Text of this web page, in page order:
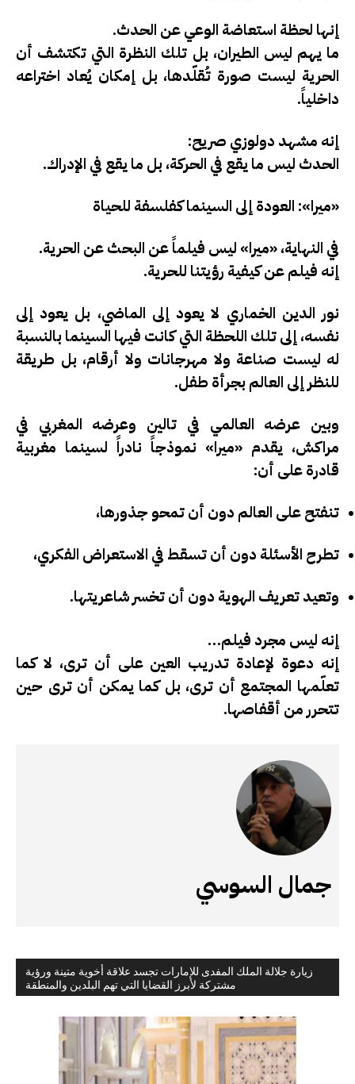
زيارة جلالة الملك المفدى للإمارات تجسد علاقة أخوية متينة ورؤية
مشتركة لأبرز القضايا التي تهم البلدين والمنطقة
إنها لحظة استعاضة الوعي عن الحدث.
ما يهم ليس الطيران، بل تلك النظرة التي تكتشف أن
الحرية ليست صورة تُقلّدها، بل إمكان يُعاد اختراعه
داخلياً.
إنه مشهد دولوزي صريح:
الحدث ليس ما يقع في الحركة، بل ما يقع في الإدراك.
«ميرا»: العودة إلى السينما كفلسفة للحياة
في النهاية، «ميرا» ليس فيلماً عن البحث عن الحرية.
إنه فيلم عنكيفية رؤيتنا للحرية.
نور الدين الخماري لا يعود إلى الماضي، بل يعود إلى
نفسه، إلى تلك اللحظة التي كانت فيها السينما بالنسبة
له ليست صناعة ولا مهرجانات ولا أرقام، بل طريقة
للنظر إلى العالم بجرأة طفل.
وبين عرضه العالمي في تالين وعرضه المغربي في
مراكش، يقدم «ميرا» نموذجاً نادراً لسينما مغربية
قادرة على أن:
تنفتح على العالم دون أن تمحو جذورها،
تطرح الأسئلة دون أن تسقط في الاستعراض الفكري،
وتعيد تعريف الهوية دون أن تخسر شاعريتها.
إنه ليس مجرد فيلم…
إنه دعوة لإعادة تدريب العين على أن ترى، لا كما
تعلّمها المجتمع أن ترى، بل كما يمكن أن ترى حين
تتحرر من أقفاصها.
جمال السوسي